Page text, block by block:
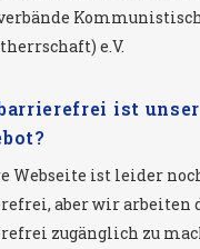
e.V.
ist unser
Webseite ist leider
aber wir arbeiten
zugänglich zu